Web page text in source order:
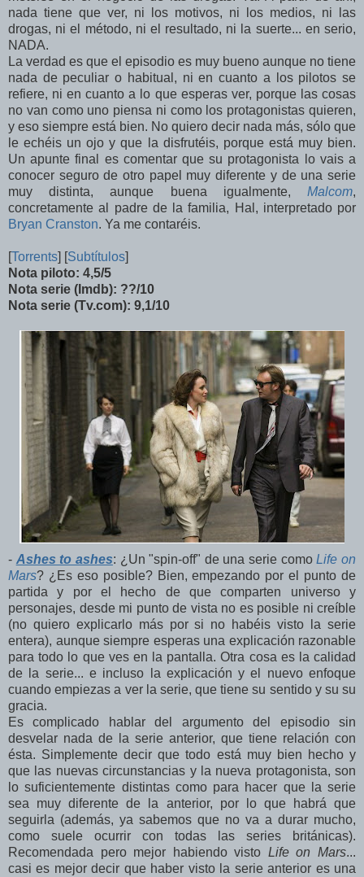
nada tiene que ver, ni los motivos, ni los medios, ni las
drogas, ni el método, ni el resultado, ni la suerte... en serio,
NADA.
La verdad es que el episodio es muy bueno aunque no tiene
nada de peculiar o habitual, ni en cuanto a los pilotos se
refiere, ni en cuanto a lo que esperas ver, porque las cosas
no van como uno piensa ni como los protagonistas quieren,
y eso siempre está bien. No quiero decir nada más, sólo que
le echéis un ojo y que la disfrutéis, porque está muy bien.
Un apunte final es comentar que su protagonista lo vais a
conocer seguro de otro papel muy diferente y de una serie
muy distinta, aunque buena igualmente, Malcom,
concretamente al padre de la familia, Hal, interpretado por
Bryan Cranston. Ya me contaréis.
[Torrents] [Subtítulos]
Nota piloto: 4,5/5
Nota serie (Imdb): ??/10
Nota serie (Tv.com): 9,1/10
- Ashes to ashes: ¿Un "spin-off" de una serie comoLife on
Mars? ¿Es eso posible? Bien, empezando por el punto de
partida y por el hecho de que comparten universo y
personajes, desde mi punto de vista no es posible ni creíble
(no quiero explicarlo más por si no habéis visto la serie
entera), aunque siempre esperas una explicación razonable
para todo lo que ves en la pantalla. Otra cosa es la calidad
de la serie... e incluso la explicación y el nuevo enfoque
cuando empiezas a ver la serie, que tiene su sentido y su su
gracia.
Es complicado hablar del argumento del episodio sin
desvelar nada de la serie anterior, que tiene relación con
ésta. Simplemente decir que todo está muy bien hecho y
que las nuevas circunstancias y la nueva protagonista, son
lo suficientemente distintas como para hacer que la serie
sea muy diferente de la anterior, por lo que habrá que
seguirla (además, ya sabemos que no va a durar mucho,
como suele ocurrir con todas las series británicas).
Recomendada pero mejor habiendo visto Life on Mars...
casi es mejor decir que haber visto la serie anterior es una